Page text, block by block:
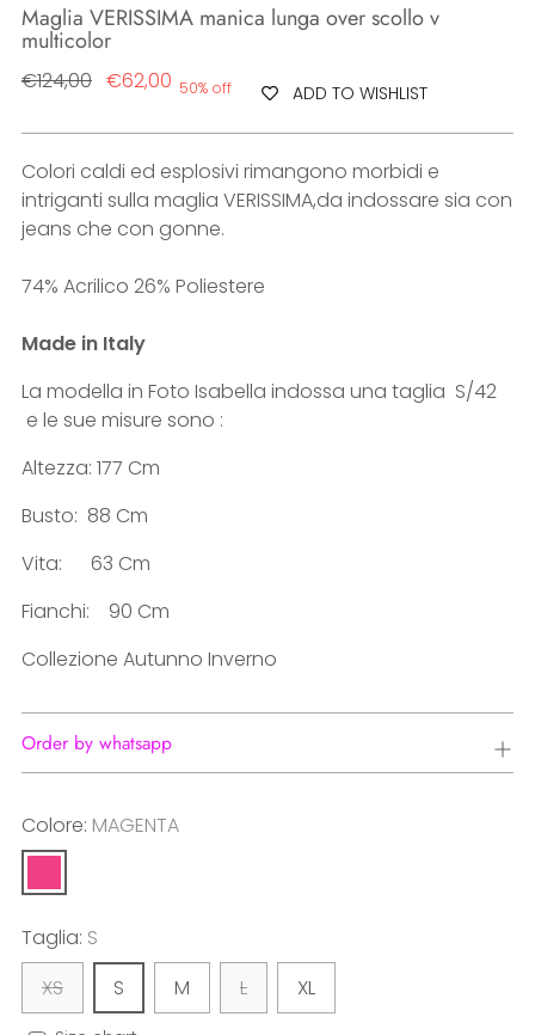
Maglia VERISSIMA manica lunga over scollo v
multicolor
Regular
€124,00 €62,00 50% off ADD TO WISHLIST
Colori caldi ed esplosivi rimangono morbidi e
intriganti sulla maglia VERISSIMA,da indossare sia con
jeans che con gonne.
74% Acrilico 26% Poliestere
Made in Italy
La modella in Foto Isabella indossa una taglia S/42
e le sue misure sono :
Altezza: 177 Cm
Busto: 88 Cm
Vita: 63 Cm
Fianchi: 90 Cm
Collezione Autunno Inverno
Order by whatsapp
Colore: MAGENTA
Taglia: S
XS
S M L XL